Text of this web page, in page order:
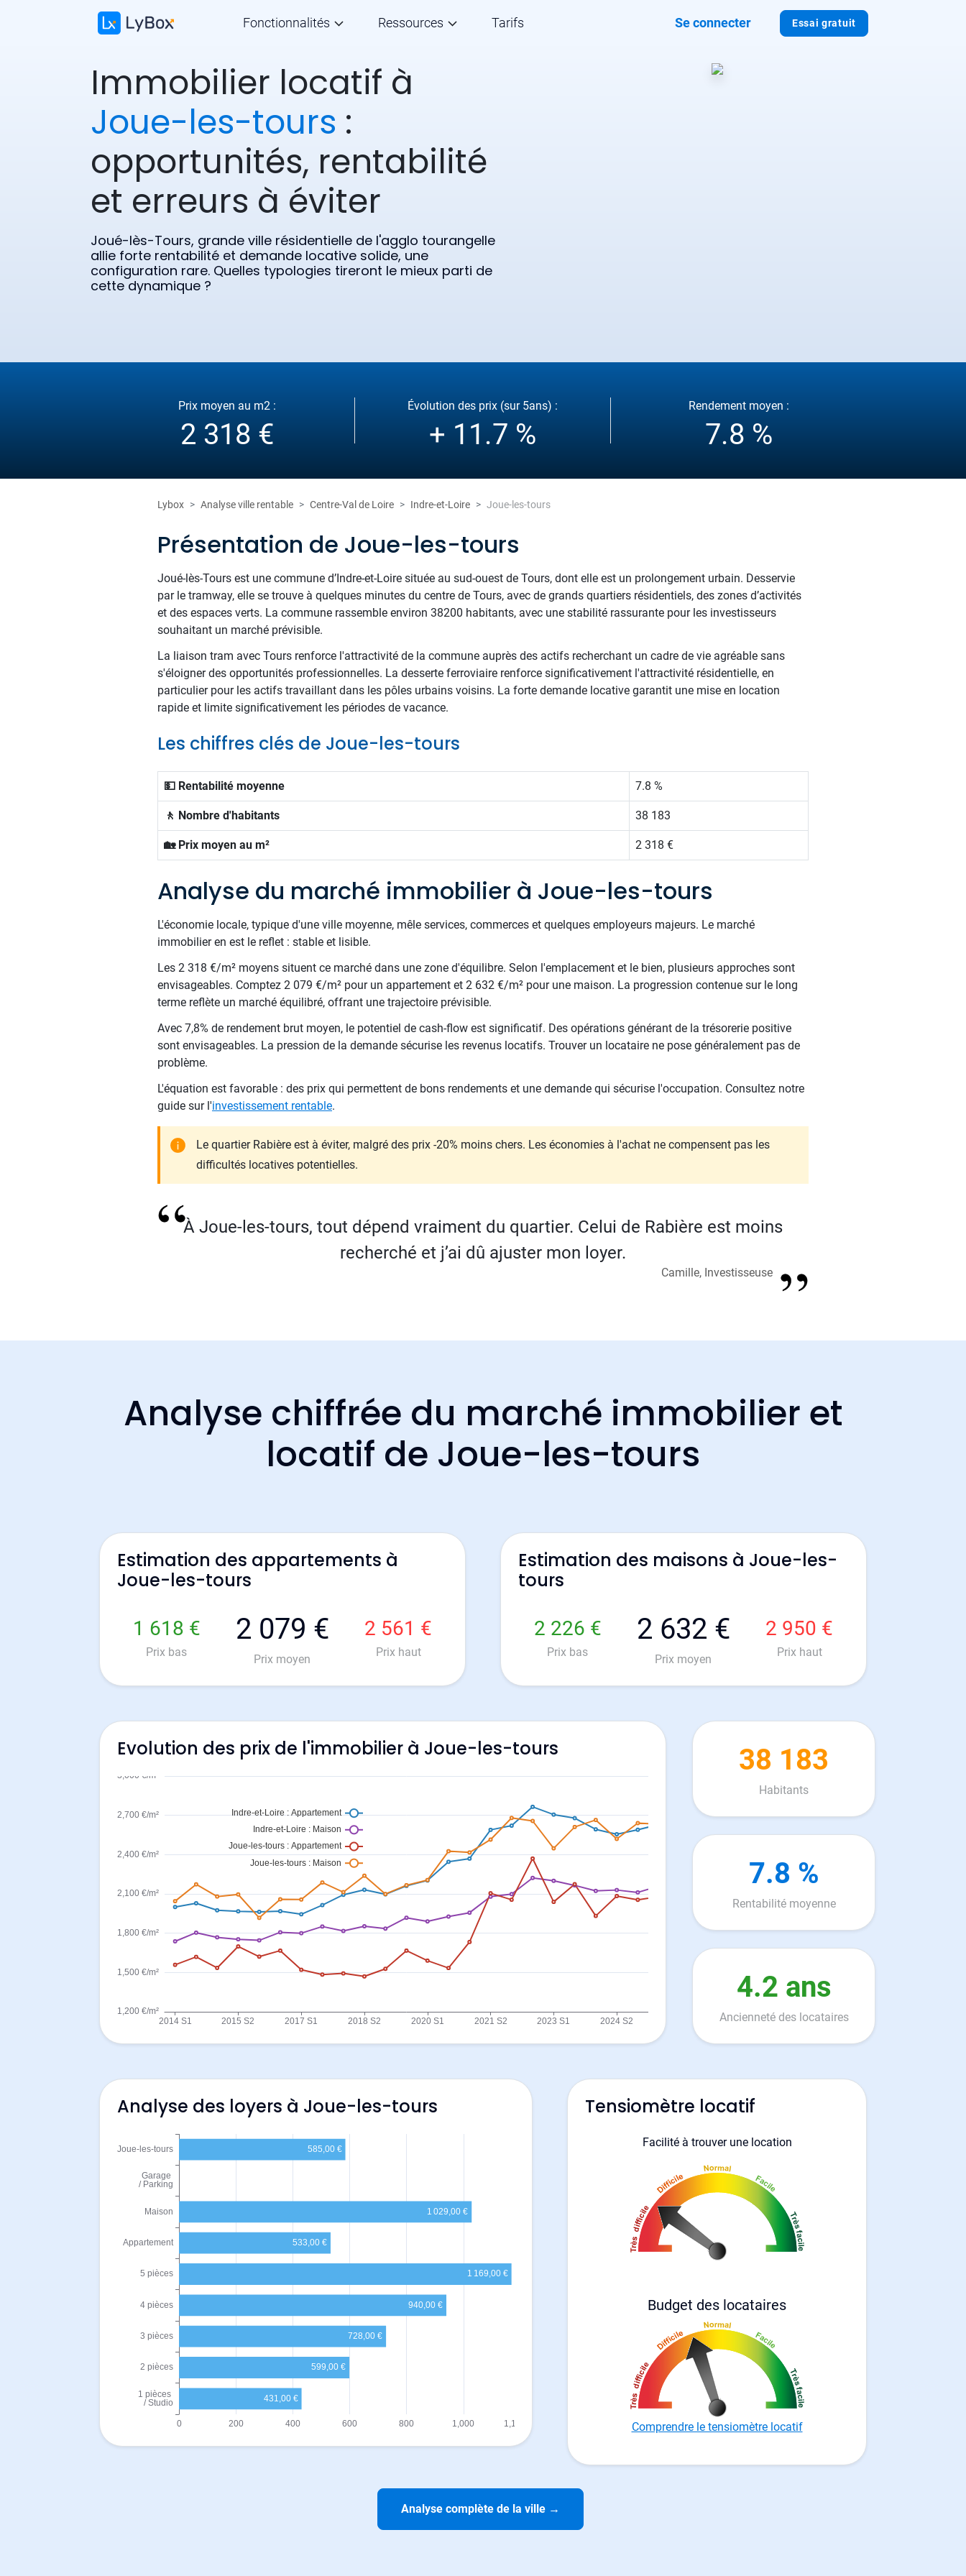
Essai gratuit
Fonctionnalités Ressources Tarifs Se connecter
Immobilier locatif à
Joue-les-tours :
opportunités, rentabilité
et erreurs à éviter
Joué-lès-Tours, grande ville résidentielle de l'agglo tourangelle
allie forte rentabilité et demande locative solide, une
configuration rare. Quelles typologies tireront le mieux parti de
cette dynamique ?
Prix moyen au m2 :
2 318 €
Évolution des prix (sur 5ans) :
+ 11.7 %
Rendement moyen :
7.8 %
Lybox Analyse ville rentable Centre-Val de Loire Indre-et-Loire Joue-les-tours
Présentation de Joue-les-tours
Joué-lès-Tours est une commune d’Indre-et-Loire située au sud-ouest de Tours, dont elle est un prolongement urbain. Desservie
par le tramway, elle se trouve à quelques minutes du centre de Tours, avec de grands quartiers résidentiels, des zones d’activités
et des espaces verts. La commune rassemble environ 38200 habitants, avec une stabilité rassurante pour les investisseurs
souhaitant un marché prévisible.
La liaison tram avec Tours renforce l'attractivité de la commune auprès des actifs recherchant un cadre de vie agréable sans
s'éloigner des opportunités professionnelles. La desserte ferroviaire renforce significativement l'attractivité résidentielle, en
particulier pour les actifs travaillant dans les pôles urbains voisins. La forte demande locative garantit une mise en location
rapide et limite significativement les périodes de vacance.
Les chiffres clés de Joue-les-tours
💵 Rentabilité moyenne 7.8 %
🚶 Nombre d'habitants 38 183
🏡 Prix moyen au m² 2 318 €
Analyse du marché immobilier à Joue-les-tours
L'économie locale, typique d'une ville moyenne, mêle services, commerces et quelques employeurs majeurs. Le marché
immobilier en est le reflet : stable et lisible.
Les 2 318 €/m² moyens situent ce marché dans une zone d'équilibre. Selon l'emplacement et le bien, plusieurs approches sont
envisageables. Comptez 2 079 €/m² pour un appartement et 2 632 €/m² pour une maison. La progression contenue sur le long
terme reflète un marché équilibré, offrant une trajectoire prévisible.
Avec 7,8% de rendement brut moyen, le potentiel de cash-flow est significatif. Des opérations générant de la trésorerie positive
sont envisageables. La pression de la demande sécurise les revenus locatifs. Trouver un locataire ne pose généralement pas de
problème.
L'équation est favorable : des prix qui permettent de bons rendements et une demande qui sécurise l'occupation. Consultez notre
guide sur l'investissement rentable.
Le quartier Rabière est à éviter, malgré des prix -20% moins chers. Les économies à l'achat ne compensent pas les
difficultés locatives potentielles.
À Joue-les-tours, tout dépend vraiment du quartier. Celui de Rabière est moins
recherché et j’ai dû ajuster mon loyer.
Camille, Investisseuse
Analyse chiffrée du marché immobilier et
locatif de Joue-les-tours
Estimation des appartements à
Joue-les-tours
1 618 €
Prix bas
2 079 €
Prix moyen
2 561 €
Prix haut
Estimation des maisons à Joue-les-
tours
2 226 €
Prix bas
2 632 €
Prix moyen
2 950 €
Prix haut
Evolution des prix de l'immobilier à Joue-les-tours 38 183
Habitants
7.8 %
Rentabilité moyenne
4.2 ans
Ancienneté des locataires
Analyse des loyers à Joue-les-tours Tensiomètre locatif
Facilité à trouver une location
Budget des locataires
Comprendre le tensiomètre locatif
Analyse complète de la ville →